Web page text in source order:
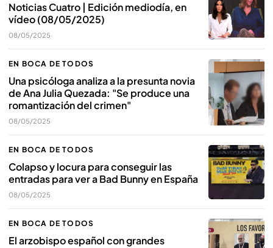
Noticias Cuatro | Edición mediodía, en
vídeo (08/05/2025)
08/05/2025
EN BOCA DE TODOS
Una psicóloga analiza a la presunta novia
de Ana Julia Quezada: "Se produce una
romantización del crimen"
08/05/2025
EN BOCA DE TODOS
Colapso y locura para conseguir las
entradas para ver a Bad Bunny en España
08/05/2025
EN BOCA DE TODOS
El arzobispo español con grandes